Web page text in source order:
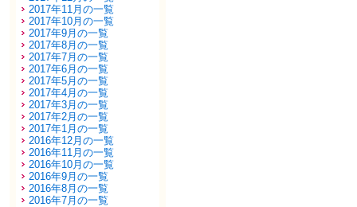
2017年11月の一覧
2017年10月の一覧
2017年9月の一覧
2017年8月の一覧
2017年7月の一覧
2017年6月の一覧
2017年5月の一覧
2017年4月の一覧
2017年3月の一覧
2017年2月の一覧
2017年1月の一覧
2016年12月の一覧
2016年11月の一覧
2016年10月の一覧
2016年9月の一覧
2016年8月の一覧
2016年7月の一覧